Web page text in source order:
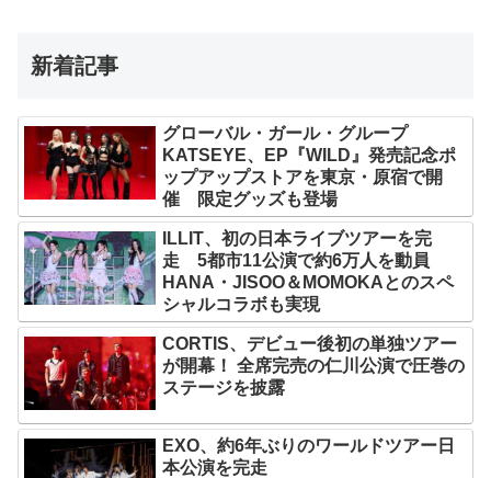
新着記事
グローバル・ガール・グループ
KATSEYE、EP『WILD』発売記念ポ
ップアップストアを東京・原宿で開
催 限定グッズも登場
ILLIT、初の日本ライブツアーを完
走 5都市11公演で約6万人を動員
HANA・JISOO＆MOMOKAとのスペ
シャルコラボも実現
CORTIS、デビュー後初の単独ツアー
が開幕！ 全席完売の仁川公演で圧巻の
ステージを披露
EXO、約6年ぶりのワールドツアー日
本公演を完走